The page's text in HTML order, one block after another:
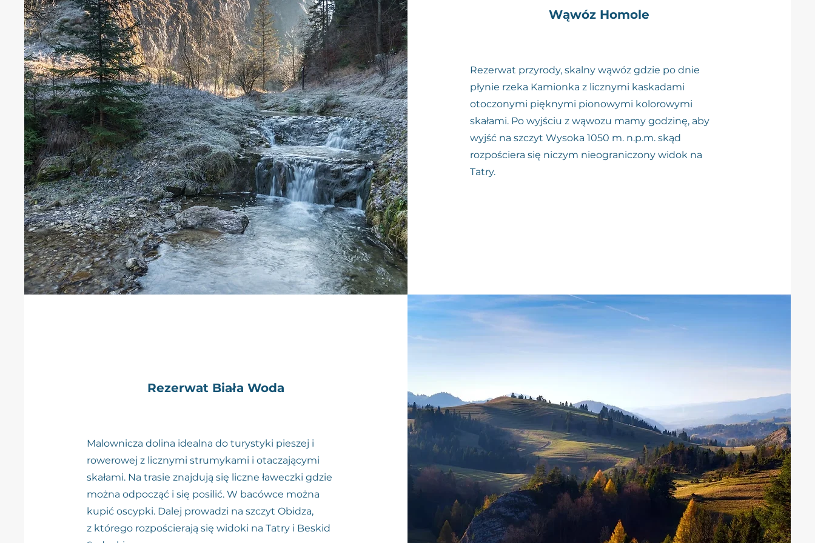
Wąwóz Homole
Rezerwat przyrody, skalny wąwóz gdzie po dnie
płynie rzeka Kamionka z licznymi kaskadami
otoczonymi pięknymi pionowymi kolorowymi
skałami. Po wyjściu z wąwozu mamy godzinę, aby
wyjść na szczyt Wysoka 1050 m. n.p.m. skąd
rozpościera się niczym nieograniczony widok na
Tatry.
Rezerwat Biała Woda
Malownicza dolina idealna do turystyki pieszej i
rowerowej z licznymi strumykami i otaczającymi
skałami. Na trasie znajdują się liczne ławeczki gdzie
można odpocząć i się posilić. W bacówce można
kupić oscypki. Dalej prowadzi na szczyt Obidza,
z którego rozpościerają się widoki na Tatry i Beskid